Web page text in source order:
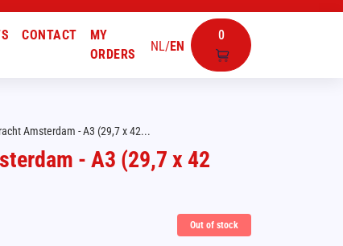
NL/EN
0
CONTACT
MY
ORDERS
Amsterdam - A3 (29,7 x 42...
- A3 (29,7 x 42
Out of stock